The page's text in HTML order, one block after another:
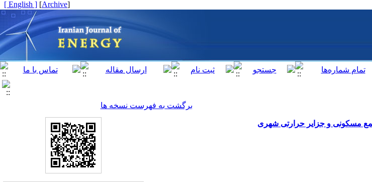
[
Archive
]
[ English ]
برگشت به فهرست نسخه ها
مسکونی و جزایر حرارتی شهری